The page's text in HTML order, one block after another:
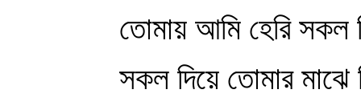
তোমায় আমি হেরি সকল
সকল দিয়ে তোমার মাঝে